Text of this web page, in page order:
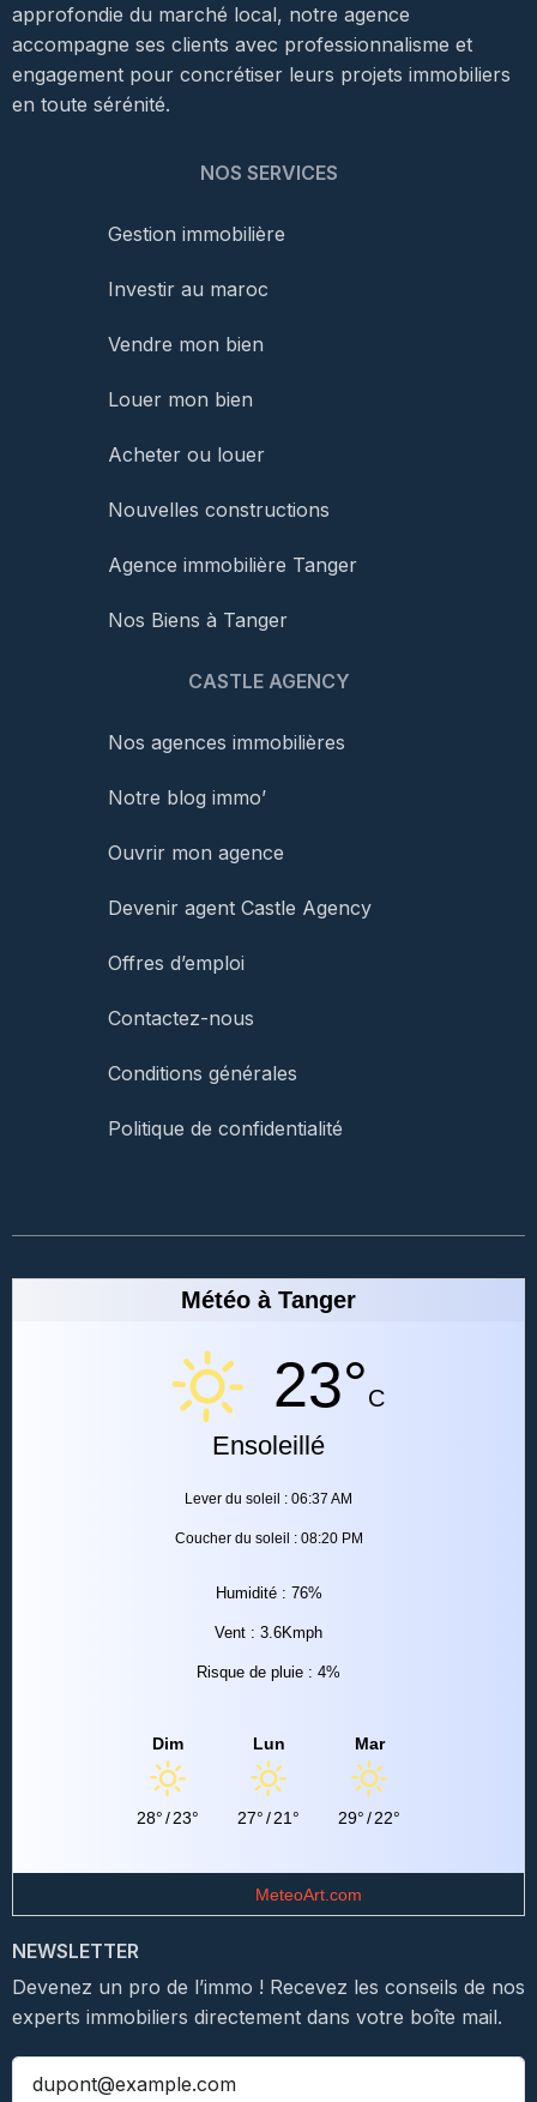
approfondie du marché local, notre agence
accompagne ses clients avec professionnalisme et
engagement pour concrétiser leurs projets immobiliers
en toute sérénité.
NOS SERVICES
Gestion immobilière
Investir au maroc
Vendre mon bien
Louer mon bien
Acheter ou louer
Nouvelles constructions
Agence immobilière Tanger
Nos Biens à Tanger
CASTLE AGENCY
Nos agences immobilières
Notre blog immo’
Ouvrir mon agence
Devenir agent Castle Agency
Offres d’emploi
Contactez-nous
Conditions générales
Politique de confidentialité
Météo à Tanger
23°C
Ensoleillé
Lever du soleil : 06:37 AM
Coucher du soleil : 08:20 PM
Humidité : 76%
Vent : 3.6Kmph
Risque de pluie : 4%
Dim
28°/23°
Lun
27°/21°
Mar
29°/22°
MeteoArt.com
NEWSLETTER
Devenez un pro de l’immo ! Recevez les conseils de nos
experts immobiliers directement dans votre boîte mail.